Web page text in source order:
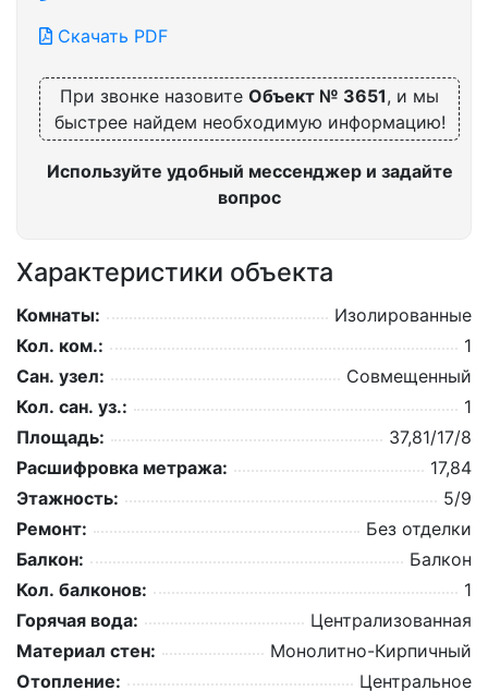
Скачать PDF
При звонке назовите Объект № 3651, и мы
быстрее найдем необходимую информацию!
Используйте удобный мессенджер и задайте
вопрос
Характеристики объекта
Комнаты:
Изолированные
Кол. ком.:
1
Сан. узел:
Совмещенный
Кол. сан. уз.:
1
Площадь:
37,81/17/8
Расшифровка метража:
17,84
Этажность:
5/9
Ремонт:
Без отделки
Балкон:
Балкон
Кол. балконов:
1
Горячая вода:
Централизованная
Материал стен:
Монолитно-Кирпичный
Отопление:
Центральное